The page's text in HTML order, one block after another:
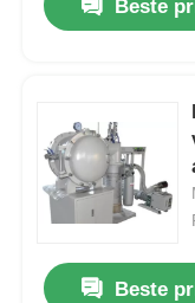
Beste
Beste